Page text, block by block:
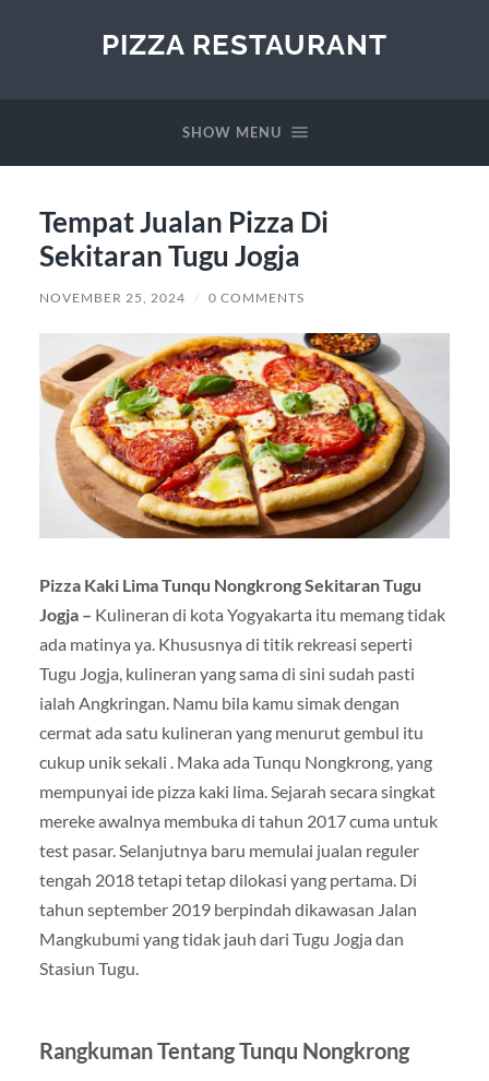
PIZZA RESTAURANT
SHOW MENU
Tempat Jualan Pizza Di
Sekitaran Tugu Jogja
NOVEMBER 25, 2024 / 0 COMMENTS
Pizza Kaki Lima Tunqu Nongkrong Sekitaran Tugu
Jogja – Kulineran di kota Yogyakarta itu memang tidak
ada matinya ya. Khususnya di titik rekreasi seperti
Tugu Jogja, kulineran yang sama di sini sudah pasti
ialah Angkringan. Namu bila kamu simak dengan
cermat ada satu kulineran yang menurut gembul itu
cukup unik sekali . Maka ada Tunqu Nongkrong, yang
mempunyai ide pizza kaki lima. Sejarah secara singkat
mereke awalnya membuka di tahun 2017 cuma untuk
test pasar. Selanjutnya baru memulai jualan reguler
tengah 2018 tetapi tetap dilokasi yang pertama. Di
tahun september 2019 berpindah dikawasan Jalan
Mangkubumi yang tidak jauh dari Tugu Jogja dan
Stasiun Tugu.
Rangkuman Tentang Tunqu Nongkrong